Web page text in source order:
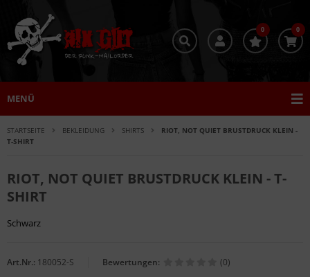
0 0
MENÜ
STARTSEITE BEKLEIDUNG SHIRTS
RIOT, NOT QUIET BRUSTDRUCK KLEIN -
T-SHIRT
RIOT, NOT QUIET BRUSTDRUCK KLEIN - T-
SHIRT
Schwarz
Art.Nr.: 180052-S Bewertungen: (0)